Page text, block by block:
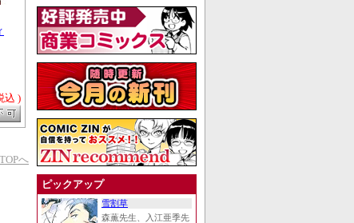
込 )
へ
ピックアップ
雪割草
森薫先生、入江亜季先